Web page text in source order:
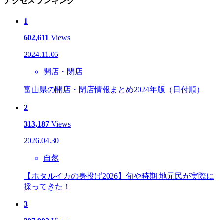
1
602,611 Views
2024.11.05
開店・閉店
富山県の開店・閉店情報まとめ2024年版（日付順）
2
313,187 Views
2026.04.30
自然
【ホタルイカの身投げ2026】旬や時期 地元民が実際に
採ってきた！
3